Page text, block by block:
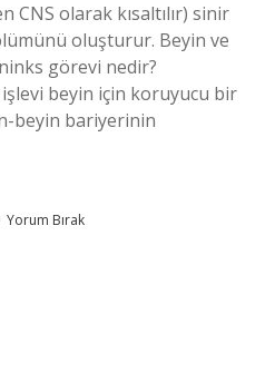
CNS olarak kısaltılır) sinir
oluşturur. Beyin ve
görevi nedir?
beyin için koruyucu bir
beyin bariyerinin
Yorum Bırak